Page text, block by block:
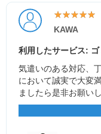
★★★★★
★★★★★
KAWA
利用したサービス:
気遣いのある対応、
において誠実で大変
ましたら是非お願い